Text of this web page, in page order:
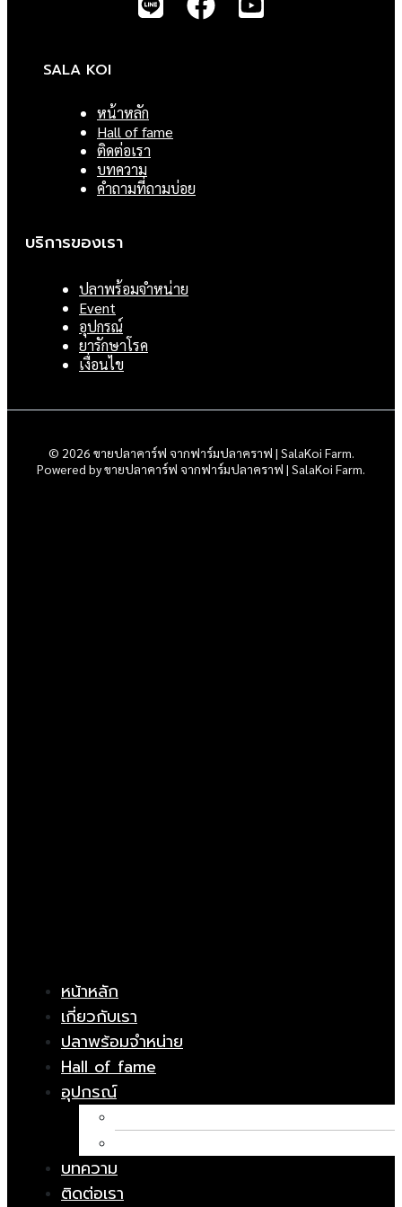
SALA KOI
หน้าหลัก
Hall of fame
ติดต่อเรา
บทความ
คำถามที่ถามบ่อย
บริการของเรา
ปลาพร้อมจำหน่าย
Event
อุปกรณ์
ยารักษาโรค
เงื่อนไข
© 2026 ขายปลาคาร์ฟ จากฟาร์มปลาคราฟ | SalaKoi Farm.
Powered by ขายปลาคาร์ฟ จากฟาร์มปลาคราฟ | SalaKoi Farm.
หน้าหลัก
เกี่ยวกับเรา
ปลาพร้อมจำหน่าย
Hall of fame
อุปกรณ์
บทความ
ติดต่อเรา